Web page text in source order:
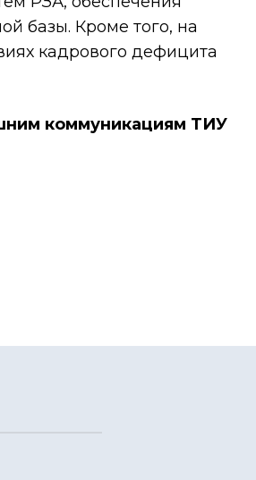
базы. Кроме того, на
кадрового дефицита
коммуникациям ТИУ